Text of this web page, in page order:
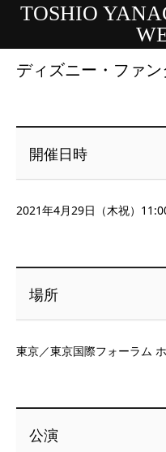
TOSHIO
ディズニー・ファ
開催日時
2021年4月29日（木祝）
場所
東京／東京国際フォーラム
公演